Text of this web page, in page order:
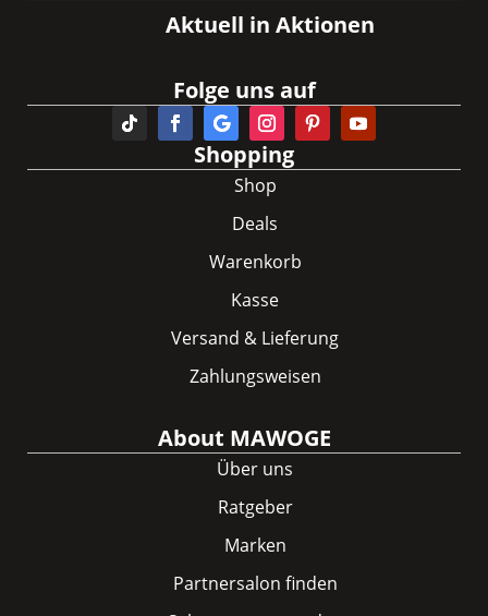
Aktuell in Aktionen
Folge uns auf
Shopping
Shop
Deals
Warenkorb
Kasse
Versand & Lieferung
Zahlungsweisen
About MAWOGE
Über uns
Ratgeber
Marken
Partnersalon finden